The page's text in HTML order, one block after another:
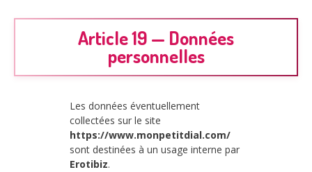
Article 19 — Données
personnelles
Les données éventuellement
collectées sur le site
https://www.monpetitdial.com/
sont destinées à un usage interne par
Erotibiz.